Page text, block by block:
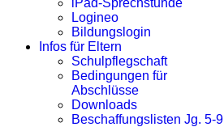
iPad-Sprechstunde
Logineo
Bildungslogin
Infos für Eltern
Schulpflegschaft
Bedingungen für
Abschlüsse
Downloads
Beschaffungslisten Jg. 5-9